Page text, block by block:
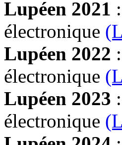
Lupéen 2021
électronique
Lupéen 2022
électronique
Lupéen 2023
électronique